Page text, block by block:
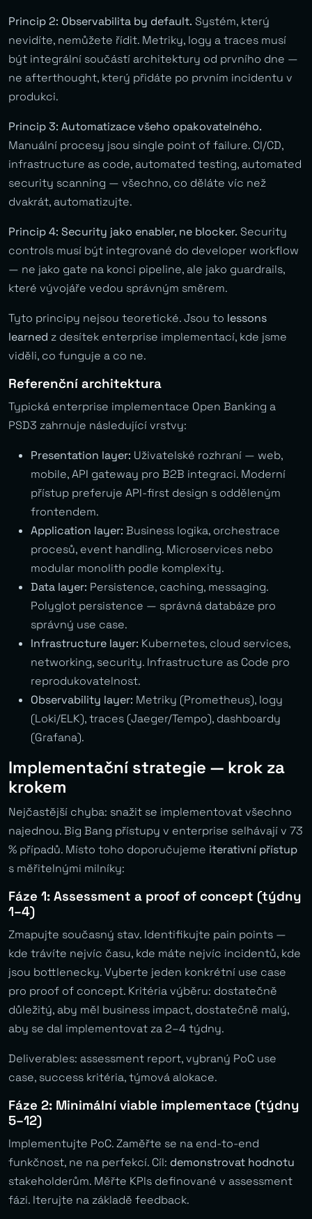
Princip 2: Observabilita by default. Systém, který
nevidíte, nemůžete řídit. Metriky, logy a traces musí
být integrální součástí architektury od prvního dne —
ne afterthought, který přidáte po prvním incidentu v
produkci.
Princip 3: Automatizace všeho opakovatelného.
Manuální procesy jsou single point of failure. CI/CD,
infrastructure as code, automated testing, automated
security scanning — všechno, co děláte víc než
dvakrát, automatizujte.
Princip 4: Security jako enabler, ne blocker. Security
controls musí být integrované do developer workflow
— ne jako gate na konci pipeline, ale jako guardrails,
které vývojáře vedou správným směrem.
Tyto principy nejsou teoretické. Jsou to lessons
learned z desítek enterprise implementací, kde jsme
viděli, co funguje a co ne.
Referenční architektura
Typická enterprise implementace Open Banking a
PSD3 zahrnuje následující vrstvy:
Presentation layer: Uživatelské rozhraní — web,
mobile, API gateway pro B2B integraci. Moderní
přístup preferuje API-first design s odděleným
frontendem.
Application layer: Business logika, orchestrace
procesů, event handling. Microservices nebo
modular monolith podle komplexity.
Data layer: Persistence, caching, messaging.
Polyglot persistence — správná databáze pro
správný use case.
Infrastructure layer: Kubernetes, cloud services,
networking, security. Infrastructure as Code pro
reprodukovatelnost.
Observability layer: Metriky (Prometheus), logy
(Loki/ELK), traces (Jaeger/Tempo), dashboardy
(Grafana).
Implementační strategie — krok za
krokem
Nejčastější chyba: snažit se implementovat všechno
najednou. Big Bang přístupy v enterprise selhávají v 73
% případů. Místo toho doporučujeme iterativní přístup
s měřitelnými milníky:
Fáze 1: Assessment a proof of concept (týdny
1–4)
Zmapujte současný stav. Identifikujte pain points —
kde trávíte nejvíc času, kde máte nejvíc incidentů, kde
jsou bottlenecky. Vyberte jeden konkrétní use case
pro proof of concept. Kritéria výběru: dostatečně
důležitý, aby měl business impact, dostatečně malý,
aby se dal implementovat za 2–4 týdny.
Deliverables: assessment report, vybraný PoC use
case, success kritéria, týmová alokace.
Fáze 2: Minimální viable implementace (týdny
5–12)
Implementujte PoC. Zaměřte se na end-to-end
funkčnost, ne na perfekcí. Cíl: demonstrovat hodnotu
stakeholderům. Měřte KPIs definované v assessment
fázi. Iterujte na základě feedback.